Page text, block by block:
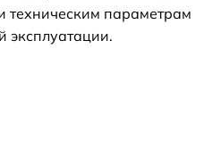
техническим параметрам
эксплуатации.